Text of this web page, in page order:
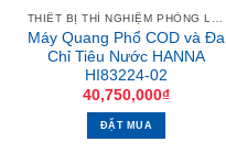
Máy Quang Phổ COD và Đa
Chỉ Tiêu Nước HANNA
HI83224-02
40,750,000₫
ĐẶT MUA